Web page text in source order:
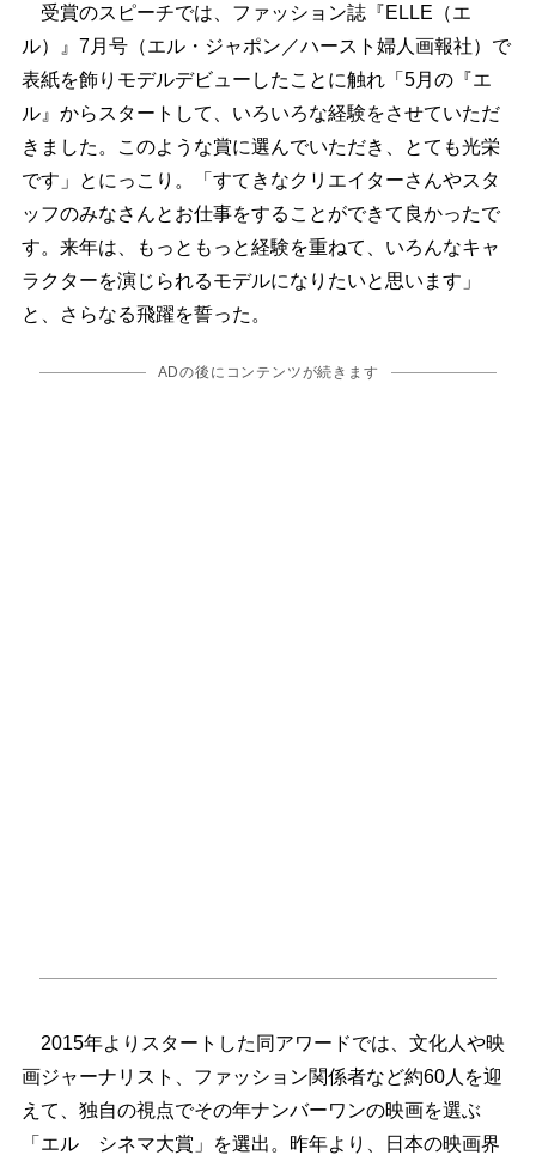
受賞のスピーチでは、ファッション誌『ELLE（エ
ル）』7月号（エル・ジャポン／ハースト婦人画報社）で
表紙を飾りモデルデビューしたことに触れ「5月の『エ
ル』からスタートして、いろいろな経験をさせていただ
きました。このような賞に選んでいただき、とても光栄
です」とにっこり。「すてきなクリエイターさんやスタ
ッフのみなさんとお仕事をすることができて良かったで
す。来年は、もっともっと経験を重ねて、いろんなキャ
ラクターを演じられるモデルになりたいと思います」
と、さらなる飛躍を誓った。
ADの後にコンテンツが続きます
2015年よりスタートした同アワードでは、文化人や映
画ジャーナリスト、ファッション関係者など約60人を迎
えて、独自の視点でその年ナンバーワンの映画を選ぶ
「エル シネマ大賞」を選出。昨年より、日本の映画界